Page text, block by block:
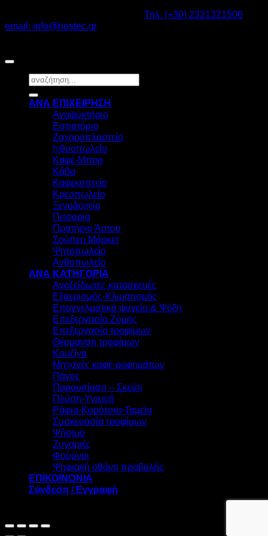
Τηλ. (+30) 2321321506
email: info@hostec.gr
Αναζήτηση
ΑΝΑ ΕΠΙΧΕΙΡΗΣΗ
Αναψυκτήριο
Εστιατόριο
Ζαχαροπλαστείο
Ιχθυοπωλείο
Καφέ-Μπαρ
Κάβα
Καφεκοπτείο
Κρεοπωλείο
Ξενοδοχείο
Πιτσαρία
Πρατήριο Άρτου
Σούπερ Μάρκετ
Ψητοπωλείο
Ανθοπωλείο
ΑΝΑ ΚΑΤΗΓΟΡΙΑ
Ανοξείδωτες κατασκευές
Εξαερισμός-Κλιματισμός
Επαγγελματικά ψυγεία & Ψύξη
Επεξεργασία Ζύμης
Επεξεργασία τροφίμων
Θέρμανση τροφίμων
Κουζίνα
Μηχανές καφέ-ροφημάτων
Πάγος
Παρουσίαση – Σκεύη
Πλύση-Υγιεινή
Ράφια-Καρότσια-Ταμεία
Συσκευασία τροφίμων
Ψήσιμο
Ζυγαριές
Φούρνοι
Ψηφιακή οθόνη προβολής
ΕΠΙΚΟΙΝΩΝΙΑ
Σύνδεση / Εγγραφή